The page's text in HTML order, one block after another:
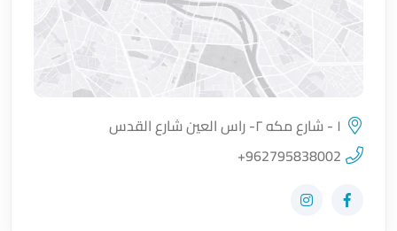
اضغط لتحميل الموقع
١ - شارع مكه ٢- راس العين شارع القدس
+962795838002
زيارة حساب المتجر على Facebook-f
زيارة حساب المتجر على Instagram